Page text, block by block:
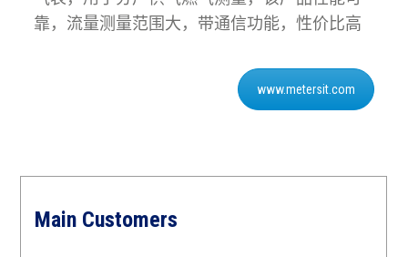
靠，流量测量范围大，带通信功能，性价比高
www.metersit.com
Main Customers